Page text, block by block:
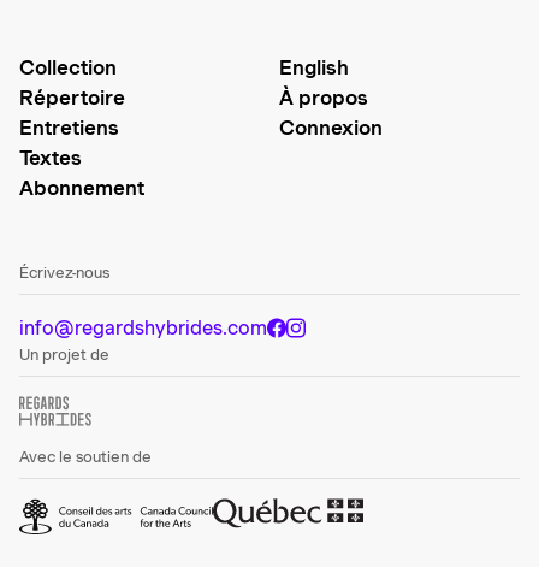
Collection
Répertoire
Entretiens
Textes
Abonnement
English
À propos
Connexion
Écrivez-nous
info@regardshybrides.com
Un projet de
Avec le soutien de